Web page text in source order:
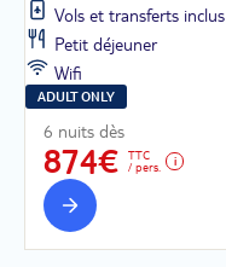
Vols et transferts inclus
Petit déjeuner
Wifi
ADULT ONLY
6 nuits dès
874€
TTC
/ pers.